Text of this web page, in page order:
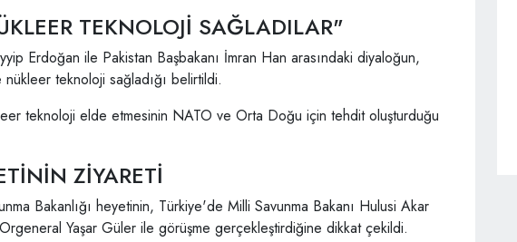
TEKNOLOJİ SAĞLADILAR"
Erdoğan ile Pakistan Başbakanı İmran Han arasındaki diyaloğun,
teknoloji sağladığı belirtildi.
teknoloji elde etmesinin NATO ve Orta Doğu için tehdit oluşturduğu
ZİYARETİ
Bakanlığı heyetinin, Türkiye'de Milli Savunma Bakanı Hulusi Akar
Yaşar Güler ile görüşme gerçekleştirdiğine dikkat çekildi.